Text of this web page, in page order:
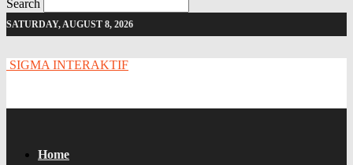
Search
SATURDAY, AUGUST 8, 2026
SIGMA INTERAKTIF
Home